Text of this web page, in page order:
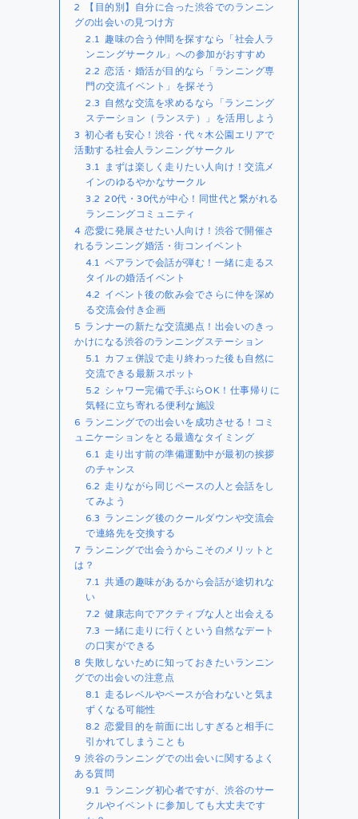
2
【目的別】自分に合った渋谷でのランニン
グの出会いの見つけ方
2.1 趣味の合う仲間を探すなら「社会人ラ
ンニングサークル」への参加がおすすめ
2.2 恋活・婚活が目的なら「ランニング専
門の交流イベント」を探そう
2.3 自然な交流を求めるなら「ランニング
ステーション（ランステ）」を活用しよう
3 初心者も安心！渋谷・代々木公園エリアで
活動する社会人ランニングサークル
3.1 まずは楽しく走りたい人向け！交流メ
インのゆるやかなサークル
3.2 20代・30代が中心！同世代と繋がれる
ランニングコミュニティ
4 恋愛に発展させたい人向け！渋谷で開催さ
れるランニング婚活・街コンイベント
4.1 ペアランで会話が弾む！一緒に走るス
タイルの婚活イベント
4.2 イベント後の飲み会でさらに仲を深め
る交流会付き企画
5 ランナーの新たな交流拠点！出会いのきっ
かけになる渋谷のランニングステーション
5.1 カフェ併設で走り終わった後も自然に
交流できる最新スポット
5.2 シャワー完備で手ぶらOK！仕事帰りに
気軽に立ち寄れる便利な施設
6 ランニングでの出会いを成功させる！コミ
ュニケーションをとる最適なタイミング
6.1 走り出す前の準備運動中が最初の挨拶
のチャンス
6.2 走りながら同じペースの人と会話をし
てみよう
6.3 ランニング後のクールダウンや交流会
で連絡先を交換する
7 ランニングで出会うからこそのメリットと
は？
7.1 共通の趣味があるから会話が途切れな
い
7.2 健康志向でアクティブな人と出会える
7.3 一緒に走りに行くという自然なデート
の口実ができる
8 失敗しないために知っておきたいランニン
グでの出会いの注意点
8.1 走るレベルやペースが合わないと気ま
ずくなる可能性
8.2 恋愛目的を前面に出しすぎると相手に
引かれてしまうことも
9 渋谷のランニングでの出会いに関するよく
ある質問
9.1 ランニング初心者ですが、渋谷のサー
クルやイベントに参加しても大丈夫です